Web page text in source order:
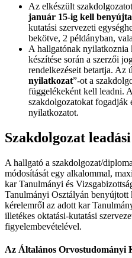
Az elkészült
január 15-ig kell
kutatási szervezeti
bekötve, 2 példányban,
A hallgatónak nyilatkoznia
készítése során a szerzői
rendelkezéseit betartja. Az
nyilatkozat”-ot a
függelékeként kell leadni.
szakdolgozatokat fogadják
nyilatkozatot.
Szakdolgozat
A hallgató a szakdolgozat/
módosítását egy alkalommal,
kar Tanulmányi és
Tanulmányi Osztályán benyújtott
kérelemről az adott kar
illetékes oktatási-kutatási
figyelembevételével.
Az Általános Orvostudományi